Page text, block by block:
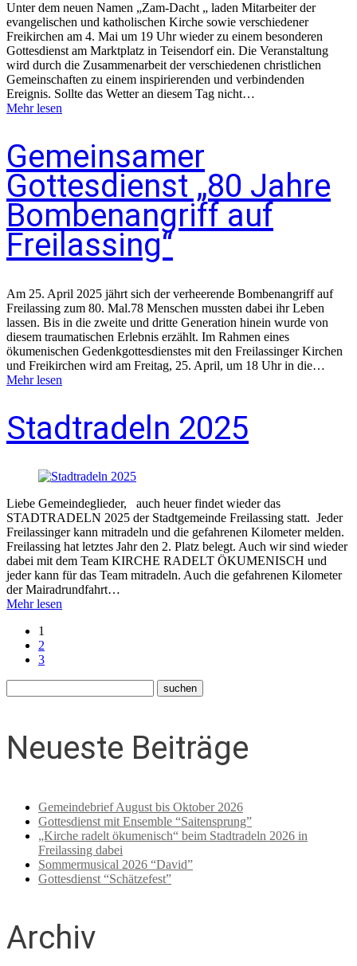
Unter dem neuen Namen „Zam-Dacht „ laden Mitarbeiter der
evangelischen und katholischen Kirche sowie verschiedener
Freikirchen am 4. Mai um 19 Uhr wieder zu einem besonderen
Gottesdienst am Marktplatz in Teisendorf ein. Die Veranstaltung
wird durch die Zusammenarbeit der verschiedenen christlichen
Gemeinschaften zu einem inspirierenden und verbindenden
Ereignis. Sollte das Wetter an diesem Tag nicht…
Mehr lesen
Gemeinsamer
Gottesdienst „80 Jahre
Bombenangriff auf
Freilassing“
Am 25. April 2025 jährt sich der verheerende Bombenangriff auf
Freilassing zum 80. Mal.78 Menschen mussten dabei ihr Leben
lassen. Bis in die zweite und dritte Generation hinein wurde von
diesem traumatischen Erlebnis erzählt. Im Rahmen eines
ökumenischen Gedenkgottesdienstes mit den Freilassinger Kirchen
und Freikirchen wird am Freitag, 25. April, um 18 Uhr in die…
Mehr lesen
Stadtradeln 2025
Liebe Gemeindeglieder, auch heuer findet wieder das
STADTRADELN 2025 der Stadtgemeinde Freilassing statt. Jeder
Freilassinger kann mitradeln und die gefahrenen Kilometer melden.
Freilassing hat letztes Jahr den 2. Platz belegt. Auch wir sind wieder
dabei mit dem Team KIRCHE RADELT ÖKUMENISCH und
jeder kann für das Team mitradeln. Auch die gefahrenen Kilometer
der Mairadrundfahrt…
Mehr lesen
1
2
3
Neueste Beiträge
Gemeindebrief August bis Oktober 2026
Gottesdienst mit Ensemble “Saitensprung”
„Kirche radelt ökumenisch“ beim Stadtradeln 2026 in
Freilassing dabei
Sommermusical 2026 “David”
Gottesdienst “Schätzefest”
Archiv